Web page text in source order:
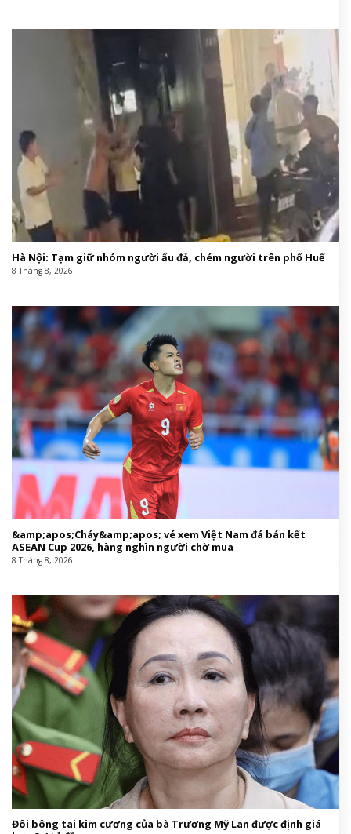
Hà Nội: Tạm giữ nhóm người ẩu đả, chém người trên phố Huế
8 Tháng 8, 2026
&amp;apos;Cháy&amp;apos; vé xem Việt Nam đá bán kết
ASEAN Cup 2026, hàng nghìn người chờ mua
8 Tháng 8, 2026
Đôi bông tai kim cương của bà Trương Mỹ Lan được định giá